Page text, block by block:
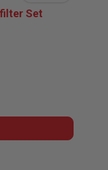
Durchschnittliche
Set